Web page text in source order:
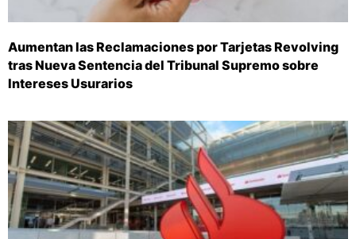
Aumentan las Reclamaciones por Tarjetas Revolving
tras Nueva Sentencia del Tribunal Supremo sobre
Intereses Usurarios